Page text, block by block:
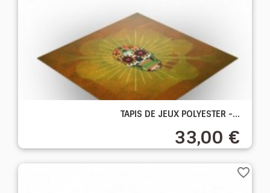
TAPIS DE JEUX POLYESTER -...
33,00 €
favorite_border